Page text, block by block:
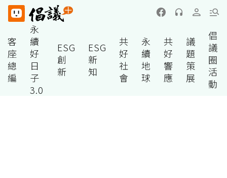
客
座
總
編
永
續
好
日
子
3.0
ESG
創
新
ESG
新
知
共
好
社
會
永
續
地
球
共
好
響
應
議
題
策
展
倡
議
圈
活
動